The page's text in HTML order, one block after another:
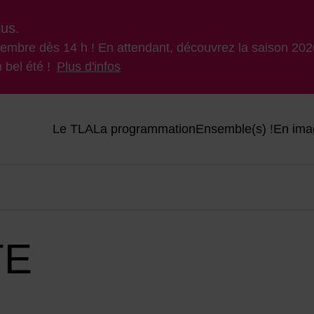
dès 14 h ! En attendant, découvrez la saison
bel été ! Plus d'infos
Le TLALa programmationEnsemble(s) !En